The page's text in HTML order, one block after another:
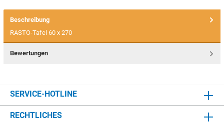
Beschreibung
RASTO-Tafel 60 x 270
Bewertungen
SERVICE-HOTLINE
RECHTLICHES